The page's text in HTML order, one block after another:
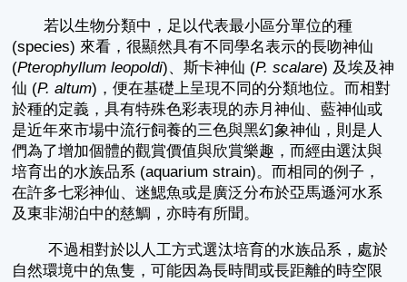
若以生物分類中，足以代表最小區分單位的種
(species) 來看，很顯然具有不同學名表示的長吻神仙
(Pterophyllum leopoldi)、斯卡神仙 (P. scalare) 及埃及神
仙 (P. altum)，便在基礎上呈現不同的分類地位。而相對
於種的定義，具有特殊色彩表現的赤月神仙、藍神仙或
是近年來市場中流行飼養的三色與黑幻象神仙，則是人
們為了增加個體的觀賞價值與欣賞樂趣，而經由選汰與
培育出的水族品系 (aquarium strain)。而相同的例子，
在許多七彩神仙、迷鰓魚或是廣泛分布於亞馬遜河水系
及東非湖泊中的慈鯛，亦時有所聞。
不過相對於以人工方式選汰培育的水族品系，處於
自然環境中的魚隻，可能因為長時間或長距離的時空限